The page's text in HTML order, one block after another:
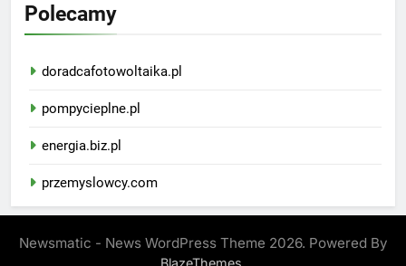
Polecamy
doradcafotowoltaika.pl
pompycieplne.pl
energia.biz.pl
przemyslowcy.com
Newsmatic - News WordPress Theme 2026. Powered By